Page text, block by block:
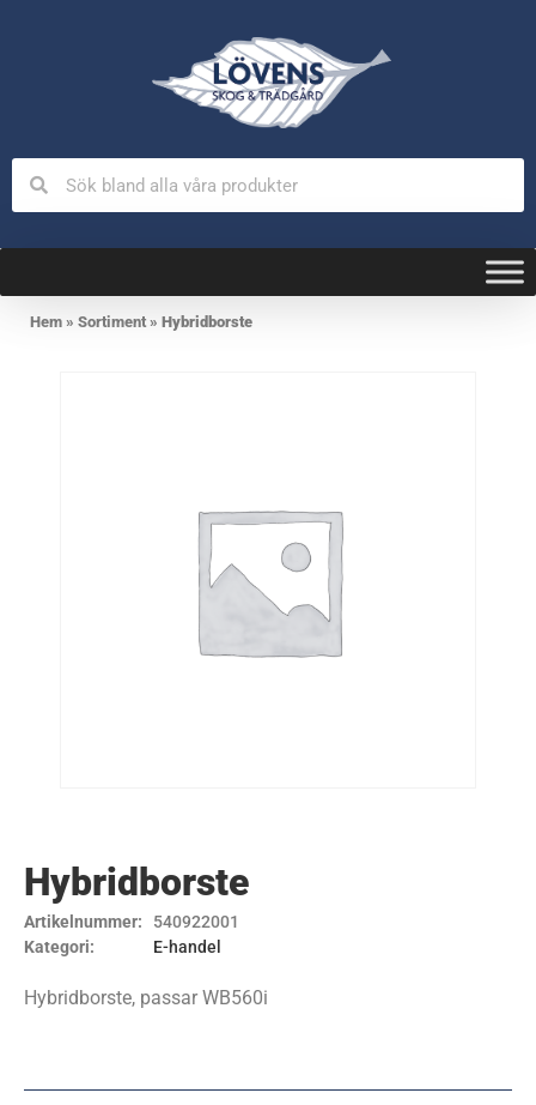
Hem » Sortiment» Hybridborste
Hybridborste
Artikelnummer:
540922001
Kategori:
E-handel
Hybridborste, passar WB560i